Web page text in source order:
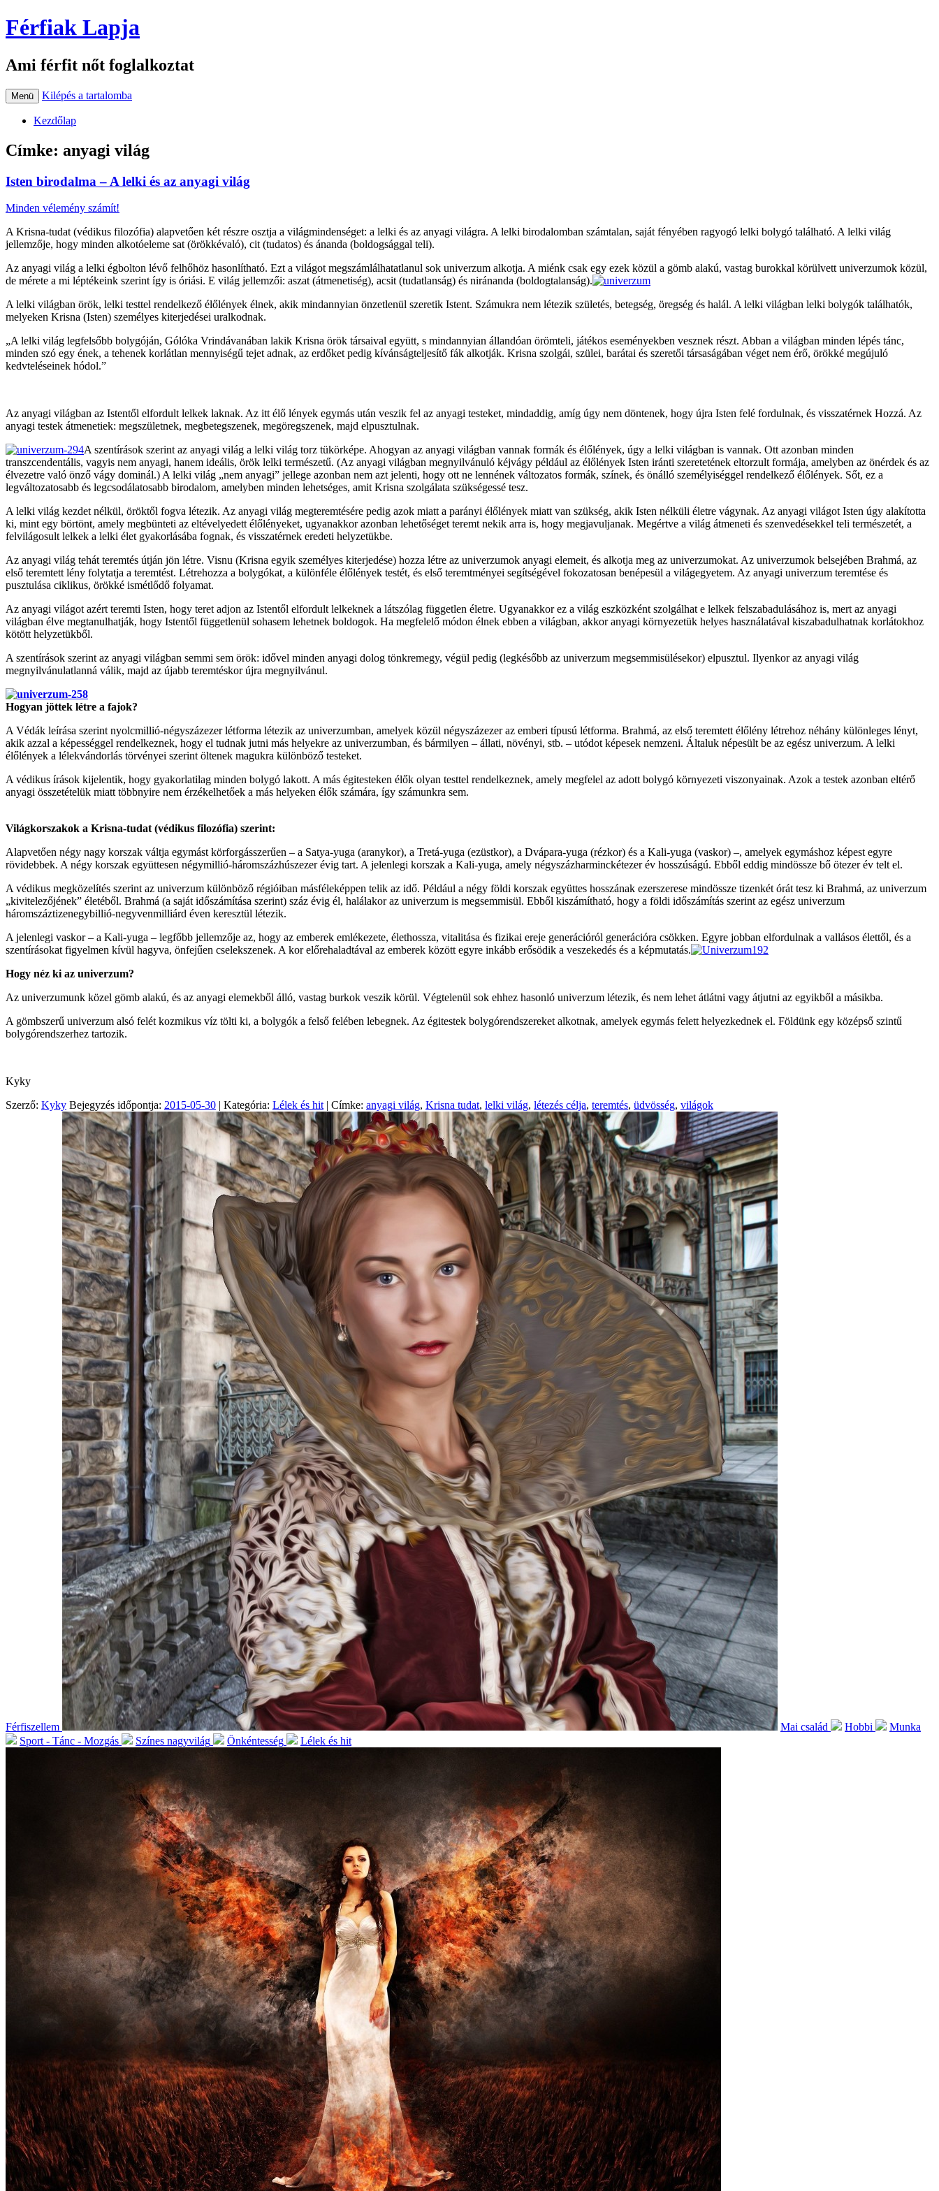
Férfiak Lapja
Ami férfit nőt foglalkoztat
Menü Kilépés a tartalomba
Kezdőlap
Címke: anyagi világ
Isten birodalma – A lelki és az anyagi világ
Minden vélemény számít!
A Krisna-tudat (védikus filozófia) alapvetően két részre osztja a világmindenséget: a lelki és az anyagi világra. A lelki birodalomban számtalan, saját fényében ragyogó lelki bolygó található. A lelki világ
jellemzője, hogy minden alkotóeleme sat (örökkévaló), cit (tudatos) és ánanda (boldogsággal teli).
Az anyagi világ a lelki égbolton lévő felhőhöz hasonlítható. Ezt a világot megszámlálhatatlanul sok univerzum alkotja. A miénk csak egy ezek közül a gömb alakú, vastag burokkal körülvett univerzumok közül,
de mérete a mi léptékeink szerint így is óriási. E világ jellemzői: aszat (átmenetiség), acsit (tudatlanság) és niránanda (boldogtalanság).
A lelki világban örök, lelki testtel rendelkező élőlények élnek, akik mindannyian önzetlenül szeretik Istent. Számukra nem létezik születés, betegség, öregség és halál. A lelki világban lelki bolygók találhatók,
melyeken Krisna (Isten) személyes kiterjedései uralkodnak.
„A lelki világ legfelsőbb bolygóján, Gólóka Vrindávanában lakik Krisna örök társaival együtt, s mindannyian állandóan örömteli, játékos eseményekben vesznek részt. Abban a világban minden lépés tánc,
minden szó egy ének, a tehenek korlátlan mennyiségű tejet adnak, az erdőket pedig kívánságteljesítő fák alkotják. Krisna szolgái, szülei, barátai és szeretői társaságában véget nem érő, örökké megújuló
kedvteléseinek hódol.”
Az anyagi világban az Istentől elfordult lelkek laknak. Az itt élő lények egymás után veszik fel az anyagi testeket, mindaddig, amíg úgy nem döntenek, hogy újra Isten felé fordulnak, és visszatérnek Hozzá. Az
anyagi testek átmenetiek: megszületnek, megbetegszenek, megöregszenek, majd elpusztulnak.
A szentírások szerint az anyagi világ a lelki világ torz tükörképe. Ahogyan az anyagi világban vannak formák és élőlények, úgy a lelki világban is vannak. Ott azonban minden
transzcendentális, vagyis nem anyagi, hanem ideális, örök lelki természetű. (Az anyagi világban megnyilvánuló kéjvágy például az élőlények Isten iránti szeretetének eltorzult formája, amelyben az önérdek és az
élvezetre való önző vágy dominál.) A lelki világ „nem anyagi” jellege azonban nem azt jelenti, hogy ott ne lennének változatos formák, színek, és önálló személyiséggel rendelkező élőlények. Sőt, ez a
legváltozatosabb és legcsodálatosabb birodalom, amelyben minden lehetséges, amit Krisna szolgálata szükségessé tesz.
A lelki világ kezdet nélkül, öröktől fogva létezik. Az anyagi világ megteremtésére pedig azok miatt a parányi élőlények miatt van szükség, akik Isten nélküli életre vágynak. Az anyagi világot Isten úgy alakította
ki, mint egy börtönt, amely megbünteti az eltévelyedett élőlényeket, ugyanakkor azonban lehetőséget teremt nekik arra is, hogy megjavuljanak. Megértve a világ átmeneti és szenvedésekkel teli természetét, a
felvilágosult lelkek a lelki élet gyakorlásába fognak, és visszatérnek eredeti helyzetükbe.
Az anyagi világ tehát teremtés útján jön létre. Visnu (Krisna egyik személyes kiterjedése) hozza létre az univerzumok anyagi elemeit, és alkotja meg az univerzumokat. Az univerzumok belsejében Brahmá, az
első teremtett lény folytatja a teremtést. Létrehozza a bolygókat, a különféle élőlények testét, és első teremtményei segítségével fokozatosan benépesül a világegyetem. Az anyagi univerzum teremtése és
pusztulása ciklikus, örökké ismétlődő folyamat.
Az anyagi világot azért teremti Isten, hogy teret adjon az Istentől elfordult lelkeknek a látszólag független életre. Ugyanakkor ez a világ eszközként szolgálhat e lelkek felszabadulásához is, mert az anyagi
világban élve megtanulhatják, hogy Istentől függetlenül sohasem lehetnek boldogok. Ha megfelelő módon élnek ebben a világban, akkor anyagi környezetük helyes használatával kiszabadulhatnak korlátokhoz
kötött helyzetükből.
A szentírások szerint az anyagi világban semmi sem örök: idővel minden anyagi dolog tönkremegy, végül pedig (legkésőbb az univerzum megsemmisülésekor) elpusztul. Ilyenkor az anyagi világ
megnyilvánulatlanná válik, majd az újabb teremtéskor újra megnyilvánul.
Hogyan jöttek létre a fajok?
A Védák leírása szerint nyolcmillió-négyszázezer létforma létezik az univerzumban, amelyek közül négyszázezer az emberi típusú létforma. Brahmá, az első teremtett élőlény létrehoz néhány különleges lényt,
akik azzal a képességgel rendelkeznek, hogy el tudnak jutni más helyekre az univerzumban, és bármilyen – állati, növényi, stb. – utódot képesek nemzeni. Általuk népesült be az egész univerzum. A lelki
élőlények a lélekvándorlás törvényei szerint öltenek magukra különböző testeket.
A védikus írások kijelentik, hogy gyakorlatilag minden bolygó lakott. A más égitesteken élők olyan testtel rendelkeznek, amely megfelel az adott bolygó környezeti viszonyainak. Azok a testek azonban eltérő
anyagi összetételük miatt többnyire nem érzékelhetőek a más helyeken élők számára, így számunkra sem.
Világkorszakok a Krisna-tudat (védikus filozófia) szerint:
Alapvetően négy nagy korszak váltja egymást körforgásszerűen – a Satya-yuga (aranykor), a Tretá-yuga (ezüstkor), a Dvápara-yuga (rézkor) és a Kali-yuga (vaskor) –, amelyek egymáshoz képest egyre
rövidebbek. A négy korszak együttesen négymillió-háromszázhúszezer évig tart. A jelenlegi korszak a Kali-yuga, amely négyszázharminckétezer év hosszúságú. Ebből eddig mindössze bő ötezer év telt el.
A védikus megközelítés szerint az univerzum különböző régióiban másféleképpen telik az idő. Például a négy földi korszak együttes hosszának ezerszerese mindössze tizenkét órát tesz ki Brahmá, az univerzum
„kivitelezőjének” életéből. Brahmá (a saját időszámítása szerint) száz évig él, halálakor az univerzum is megsemmisül. Ebből kiszámítható, hogy a földi időszámítás szerint az egész univerzum
háromszáztizenegybillió-negyvenmilliárd éven keresztül létezik.
A jelenlegi vaskor – a Kali-yuga – legfőbb jellemzője az, hogy az emberek emlékezete, élethossza, vitalitása és fizikai ereje generációról generációra csökken. Egyre jobban elfordulnak a vallásos élettől, és a
szentírásokat figyelmen kívül hagyva, önfejűen cselekszenek. A kor előrehaladtával az emberek között egyre inkább erősödik a veszekedés és a képmutatás.
Hogy néz ki az univerzum?
Az univerzumunk közel gömb alakú, és az anyagi elemekből álló, vastag burkok veszik körül. Végtelenül sok ehhez hasonló univerzum létezik, és nem lehet átlátni vagy átjutni az egyikből a másikba.
A gömbszerű univerzum alsó felét kozmikus víz tölti ki, a bolygók a felső felében lebegnek. Az égitestek bolygórendszereket alkotnak, amelyek egymás felett helyezkednek el. Földünk egy középső szintű
bolygórendszerhez tartozik.
Kyky
Szerző: Kyky Bejegyzés időpontja: 2015-05-30 | Kategória: Lélek és hit | Címke: anyagi világ, Krisna tudat, lelki világ, létezés célja, teremtés, üdvösség, világok
Férfiszellem Mai család Hobbi
Munka
Sport - Tánc - Mozgás
Színes nagyvilág Önkéntesség Lélek és hit